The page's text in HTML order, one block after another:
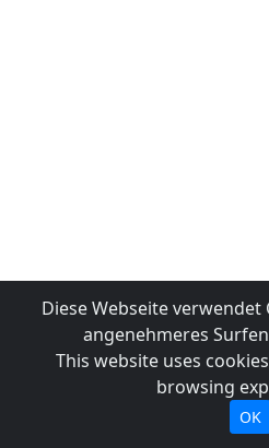
Diese Webseite
angenehmeres
This website uses
browsing
OK